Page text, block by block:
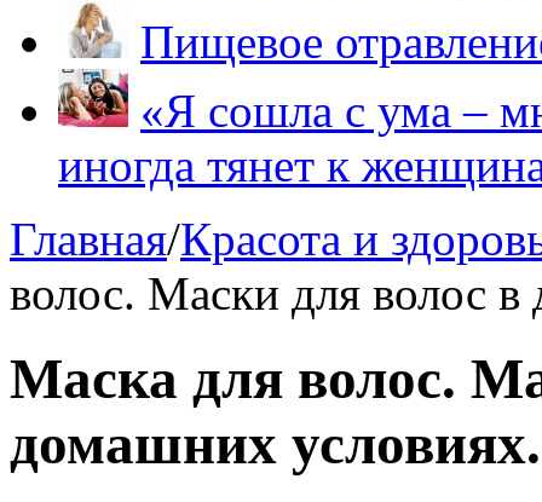
Пищевое
«Я сошла с ума –
иногда тянет к
Главная/Красота и
волос. Маски для волос
Маска для волос.
домашних условиях.